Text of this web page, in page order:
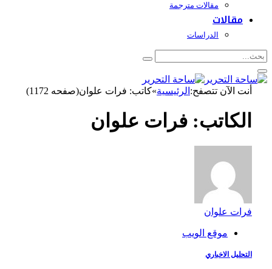
مقالات مترجمة
مقالات
الدراسات
أنت الآن تتصفح:الرئيسية»كاتب: فرات علوان(صفحه 1172)
الكاتب: فرات علوان
فرات علوان
موقع الويب
التحليل الاخباري